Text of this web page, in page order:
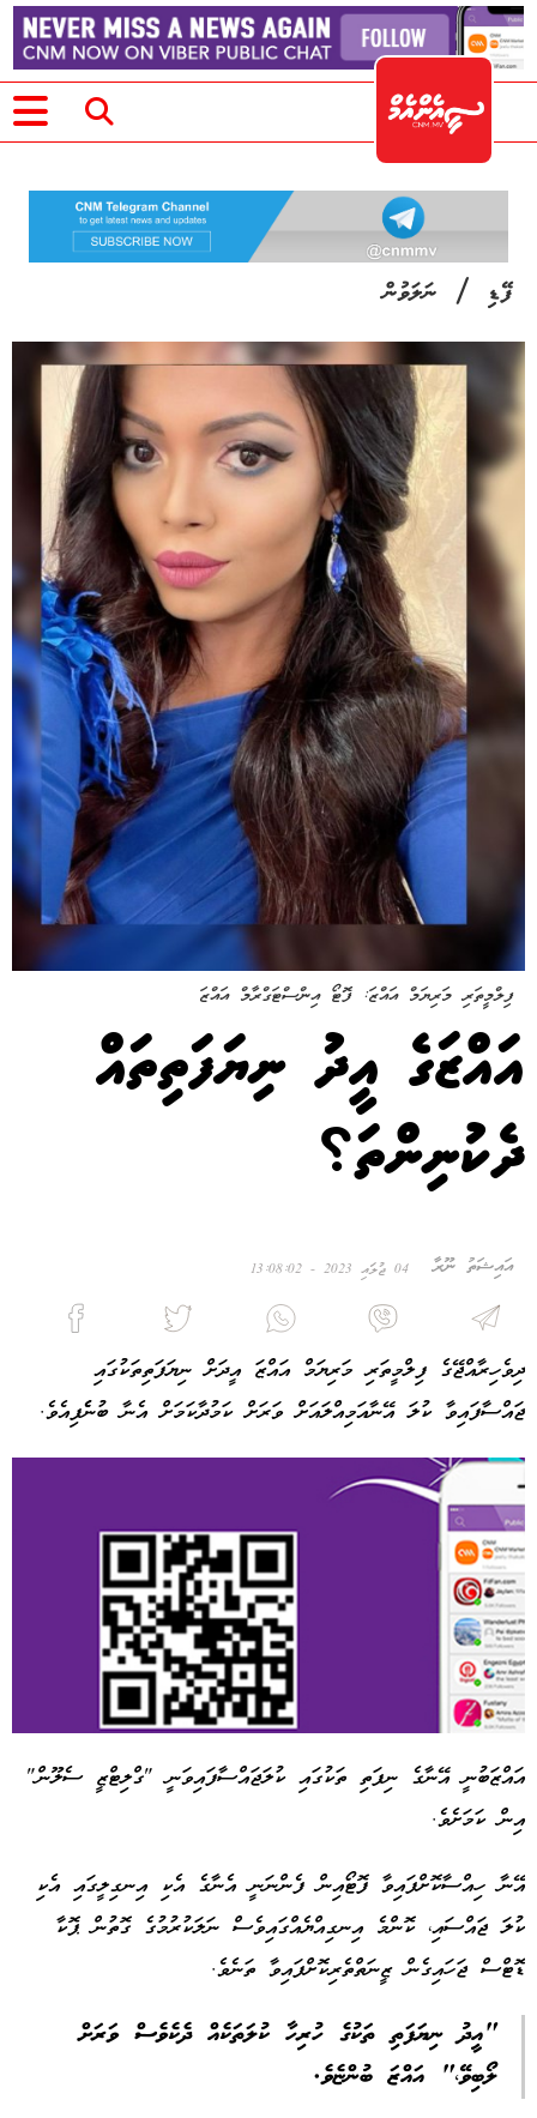
ފޭޑި / ނަލަވުން
ފިލްމީތަރި މަރިޔަމް އައްޒަ: ފޮޓޯ އިންސްޓަގްރާމް އައްޒަ
އައްޒަގެ އީދު ނިޔަފަތިތައް
ދެކުނިންތަ؟
އައިޝަތު ނޫރާ 04 ޖުލައި 2023 - 13:08:02
ދިވެހިރާއްޖޭގެ ފިލްމީތަރި މަރިޔަމް އައްޒަ އީދަށް ނިޔަފަތިތަކުގައި
ޖައްސާފައިވާ ކުލަ އޭނާއަމިއްލައަށް ވަރަށް ކަމުދާކަމަށް އެނާ ބުނެެފިއެވެ.
އައްޒަބުނީ އޭނާގެ ނިފަތި ތަކުގައި ކުލަޖައްސާފައިވަނީ "ގްލިޓްޒީ ސެލޫން"
އިން ކަމަށެވެ.
އޭނާ ހިއްސާކޮށްފައިވާ ފޮޓޯއިން ފެންނަނީ އެނާގެ އެކި އިނގިލީގައި އެކި
ކުލަ ޖައްސައި، ކޮންމެ އިނގިއްޔެއްގައިވެސް ނަލަކުރުމުގެ ގޮތުން ޕޮކާ
ޑޮޓްސް ޖަހައިގެން ޒީނަތްތެރިކޮށްފައިވާ ތަނެވެ.
"އީދު ނިޔަފަތި ތަކުގެ ހުރިހާ ކުލަތަކެއް ދެކެވެސް ވަރަށް
ލޯބިވޭ،" އައްޒަ ބުންޏެވެ.